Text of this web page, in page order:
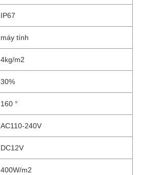
IP67
máy tính
4kg/m2
30%
160 °
AC110-240V
DC12V
400W/m2